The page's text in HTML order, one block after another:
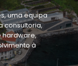
uma equipa
consultoria,
hardware,
à